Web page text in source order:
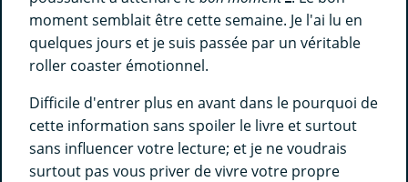
moment semblait être cette semaine. Je l'ai lu en
quelques jours et je suis passée par un véritable
roller coaster émotionnel.
Difficile d'entrer plus en avant dans le pourquoi de
cette information sans spoiler le livre et surtout
sans influencer votre lecture; et je ne voudrais
surtout pas vous priver de vivre votre propre